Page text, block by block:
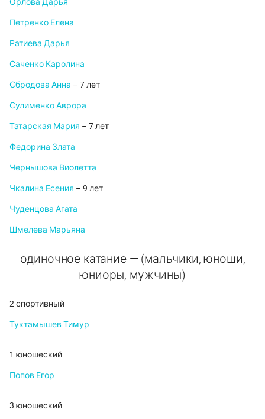
Петренко Елена
Ратиева Дарья
Саченко Каролина
Сбродова Анна – 7 лет
Сулименко Аврора
Татарская Мария – 7 лет
Федорина Злата
Чернышова Виолетта
Чкалина Есения – 9 лет
Чуденцова Агата
Шмелева Марьяна
одиночное катание — (мальчики, юноши,
юниоры, мужчины)
2 спортивный
Туктамышев Тимур
1 юношеский
Попов Егор
3 юношеский